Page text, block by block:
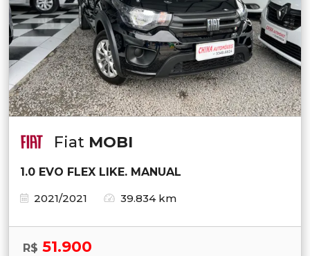
Fiat MOBI
1.0 EVO FLEX LIKE. MANUAL
2021/2021
39.834 km
R$ 51.900